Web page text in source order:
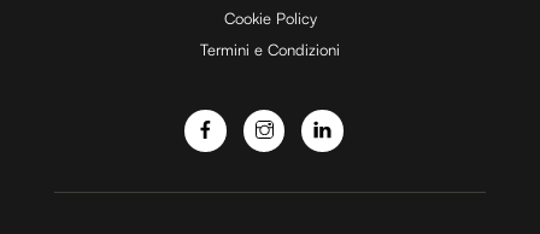
o
Cookie Policy
Termini e Condizioni